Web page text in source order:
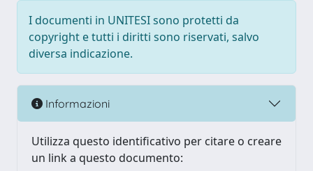
I documenti in UNITESI sono protetti da
copyright e tutti i diritti sono riservati, salvo
diversa indicazione.
Informazioni
Utilizza questo identificativo per citare o creare
un link a questo documento: